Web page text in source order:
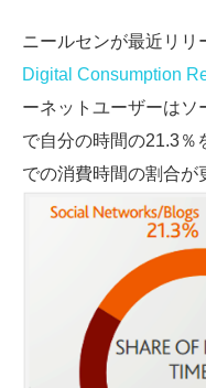
ニールセンが最近リリ
Digital Consumption
ーネットユーザーはソ
で自分の時間の21.3％
での消費時間の割合が